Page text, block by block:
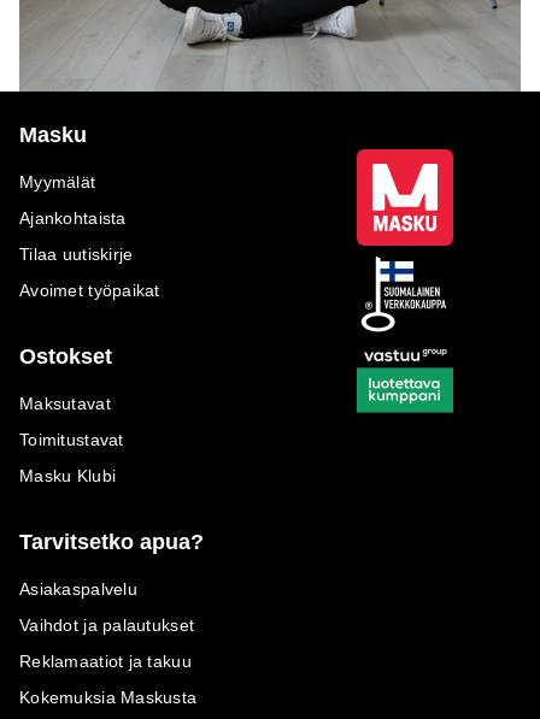
Masku
Myymälät
Ajankohtaista
Tilaa uutiskirje
Avoimet työpaikat
Ostokset
Maksutavat
Toimitustavat
Masku Klubi
Tarvitsetko apua?
Asiakaspalvelu
Vaihdot ja palautukset
Reklamaatiot ja takuu
Kokemuksia Maskusta